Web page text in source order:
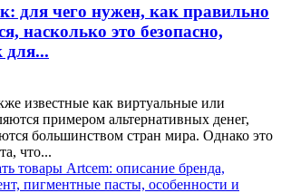
для чего нужен, как правильно
насколько это безопасно,
для...
известные как виртуальные или
примером альтернативных денег,
большинством стран мира. Однако это
что...